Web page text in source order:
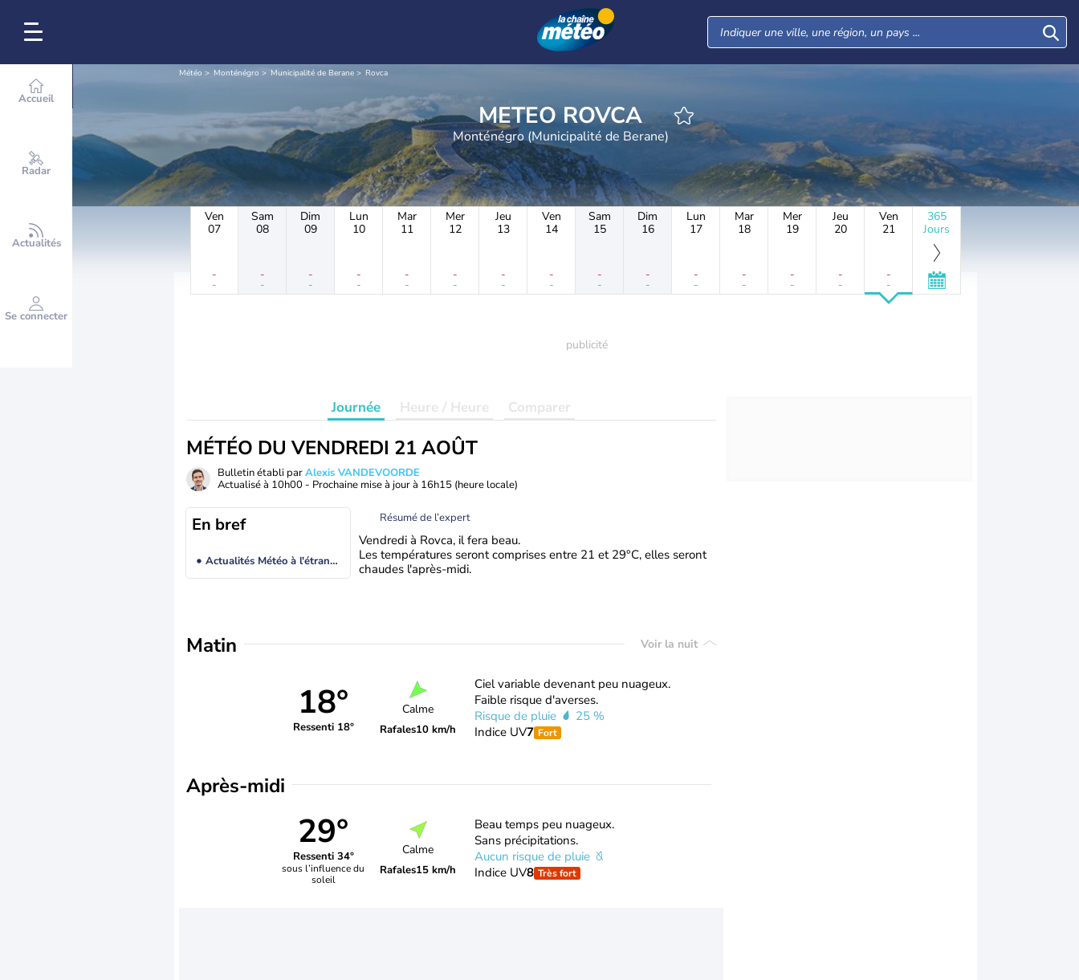
Accueil
Radar
Actualités
Se connecter
Météo Monténégro Municipalité de Berane Rovca
METEO ROVCA
Monténégro (Municipalité de Berane)
Ven
07
-
-
Sam
08
-
-
Dim
09
-
-
Lun
10
-
-
Mar
11
-
-
Mer
12
-
-
Jeu
13
-
-
Ven
14
-
-
Sam
15
-
-
Dim
16
-
-
Lun
17
-
-
Mar
18
-
-
Mer
19
-
-
Jeu
20
-
-
Ven
21
-
-
365
Jours
Journée Heure / Heure Comparer
MÉTÉO DU VENDREDI 21 AOÛT
Bulletin établi parAlexis VANDEVOORDE
Actualisé à 10h00 - Prochaine mise à jour à 16h15 (heure locale)
En bref
Actualités Météo à l'étranger
Résumé de l’expert
Vendredi à Rovca, il fera beau.
Les températures seront comprises entre 21 et 29°C, elles seront
chaudes l'après-midi.
Matin Voir la nuit
18°
Ressenti 18°
Calme
Rafales10 km/h
Ciel variable devenant peu nuageux.
Faible risque d'averses.
Risque de pluie
25 %
Indice UV7 Fort
Après-midi
29°
Ressenti 34°
sous l’influence du
soleil
Calme
Rafales15 km/h
Beau temps peu nuageux.
Sans précipitations.
Aucun risque de pluie
Indice UV8 Très fort